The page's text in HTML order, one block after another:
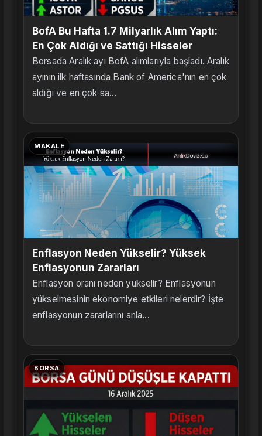
BofA Bu Hafta 1.7 Milyarlık Alım Yaptı:
En Çok Aldığı ve Sattığı Hisseler
Borsada Aralık ayı BofA alımlarıyla başladı. Aralık
ayının ilk haftasında Bank of America'nın en çok
aldığı ve en çok sa...
MAKALE
Enflasyon Neden Yükselir? Yüksek
Enflasyonun Zararları
Enflasyon oranı neden yükselir? Enflasyonun
yükselmesinin ekonomiye etkileri nelerdir? İşte
enflasyonun zararlarını anla...
BORSA